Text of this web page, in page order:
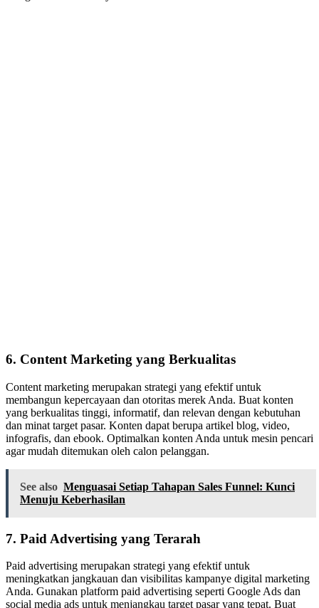
6. Content Marketing yang Berkualitas
Content marketing merupakan strategi yang efektif untuk
membangun kepercayaan dan otoritas merek Anda. Buat konten
yang berkualitas tinggi, informatif, dan relevan dengan kebutuhan
dan minat target pasar. Konten dapat berupa artikel blog, video,
infografis, dan ebook. Optimalkan konten Anda untuk mesin pencari
agar mudah ditemukan oleh calon pelanggan.
See also Menguasai Setiap Tahapan Sales Funnel: Kunci
Menuju Keberhasilan
7. Paid Advertising yang Terarah
Paid advertising merupakan strategi yang efektif untuk
meningkatkan jangkauan dan visibilitas kampanye digital marketing
Anda. Gunakan platform paid advertising seperti Google Ads dan
social media ads untuk menjangkau target pasar yang tepat. Buat